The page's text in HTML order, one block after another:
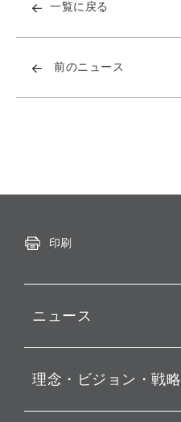
一覧に戻る
前のニュース
印刷
ニュース
お知らせ
動画配信
理念・ビジョン・戦略